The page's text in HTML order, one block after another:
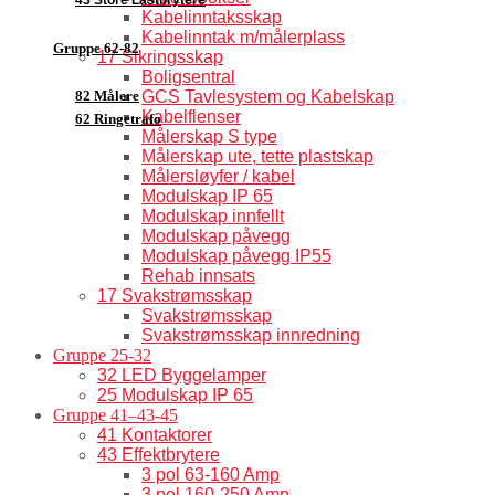
Gruppe 62-82
82 Målere
62 Ringetrafo
Kabelinntaksskap
Kabelinntak m/målerplass
17 Sikringsskap
Boligsentral
GCS Tavlesystem og Kabelskap
Kabelflenser
Målerskap S type
Målerskap ute, tette plastskap
Målersløyfer / kabel
Modulskap IP 65
Modulskap innfellt
Modulskap påvegg
Modulskap påvegg IP55
Rehab innsats
17 Svakstrømsskap
Svakstrømsskap
Svakstrømsskap innredning
Gruppe 25-32
32 LED Byggelamper
25 Modulskap IP 65
Gruppe 41–43-45
41 Kontaktorer
43 Effektbrytere
3 pol 63-160 Amp